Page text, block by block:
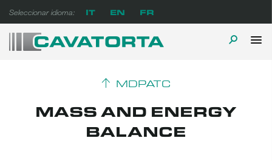
al
contenido
Seleccionar idioma: IT EN FR
MDPATC
MASS AND ENERGY
BALANCE